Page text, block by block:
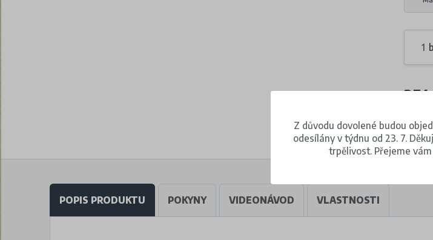
POPIS PRODUKTU POKYNY VIDEONÁVOD VLASTNOSTI
Z důvodu dovolené budou
odesílány v týdnu od 23. 7.
trpělivost. Přejeme